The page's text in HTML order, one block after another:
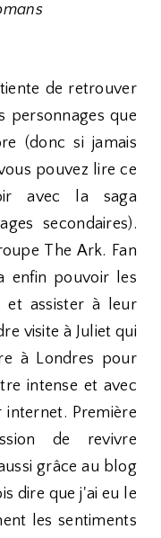
de retrouver
personnages que
(donc si jamais
pouvez lire ce
avec la saga
secondaires).
The Ark. Fan
enfin pouvoir les
et assister à leur
visite à Juliet qui
à Londres pour
intense et avec
Première
de revivre
grâce au blog
dire que j'ai eu le
les sentiments